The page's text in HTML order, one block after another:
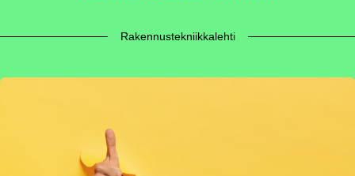
Rakennustekniikkalehti